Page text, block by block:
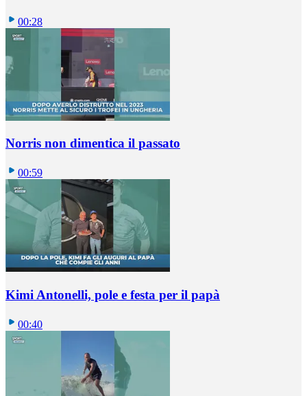
00:28
Norris non dimentica il passato
00:59
Kimi Antonelli, pole e festa per il papà
00:40